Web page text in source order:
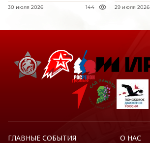
30 июля 2026 144 29 июля 2026
ГЛАВНЫЕ СОБЫТИЯ О НАС